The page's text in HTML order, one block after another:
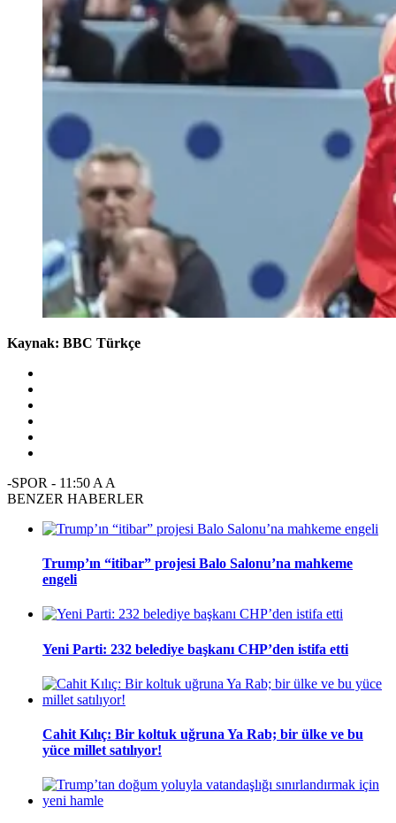
Kaynak: BBC Türkçe
-SPOR - 11:50 A A
BENZER HABERLER
Trump’ın “itibar” projesi Balo Salonu’na mahkeme
engeli
Yeni Parti: 232 belediye başkanı CHP’den istifa etti
Cahit Kılıç: Bir koltuk uğruna Ya Rab; bir ülke ve bu
yüce millet satılıyor!